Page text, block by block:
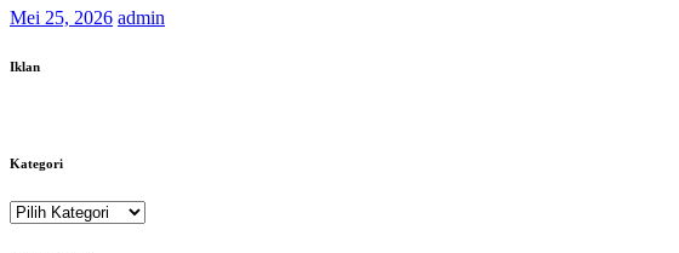
Mei 25, 2026 admin
Iklan
Kategori
Kategori